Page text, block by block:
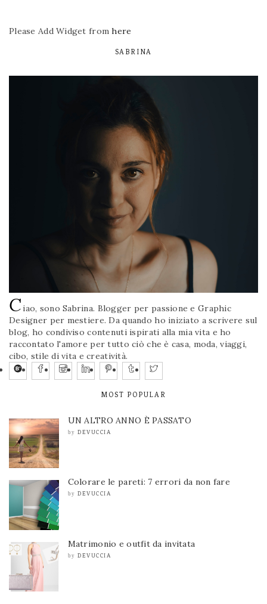
Please Add Widget fromhere
SABRINA
Ciao, sono Sabrina. Blogger per passione e Graphic
Designer per mestiere. Da quando ho iniziato a scrivere sul
blog, ho condiviso contenuti ispirati alla mia vita e ho
raccontato l'amore per tutto ciò che è casa, moda, viaggi,
cibo, stile di vita e creatività.
MOST POPULAR
UN ALTRO ANNO È PASSATO
by DEVUCCIA
Colorare le pareti: 7 errori da non fare
by DEVUCCIA
Matrimonio e outfit da invitata
by DEVUCCIA